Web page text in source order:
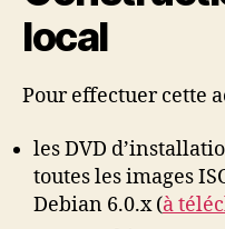
local
Pour effectuer cette
les DVD
toutes les images
Debian 6.0.x (à